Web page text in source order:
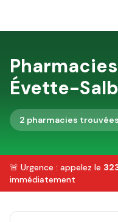
Évette-
2 pharmacies trouvées
🚨 Urgence : appelez le
immédiatement